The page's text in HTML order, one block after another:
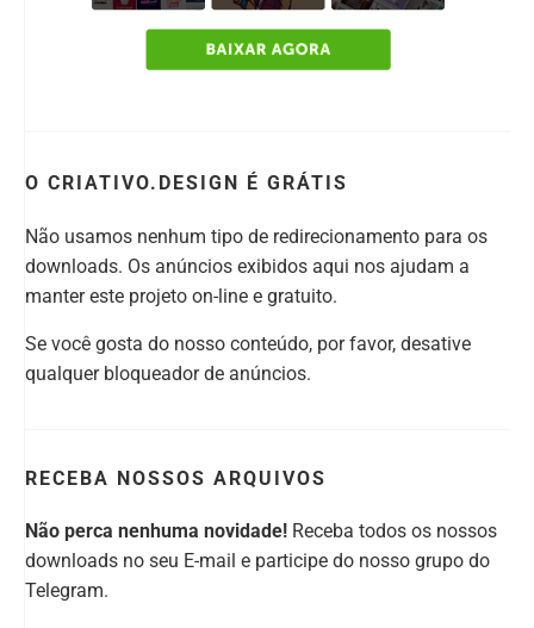
O CRIATIVO.DESIGN É GRÁTIS
Não usamos nenhum tipo de redirecionamento para os
downloads. Os anúncios exibidos aqui nos ajudam a
manter este projeto on-line e gratuito.
Se você gosta do nosso conteúdo, por favor, desative
qualquer bloqueador de anúncios.
RECEBA NOSSOS ARQUIVOS
Não perca nenhuma novidade! Receba todos os nossos
downloads no seu E-mail e participe do nosso grupo do
Telegram.